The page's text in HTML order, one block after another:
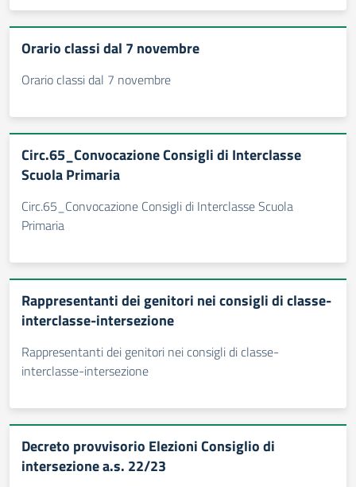
Orario classi dal 7 novembre
Orario classi dal 7 novembre
Circ.65_Convocazione Consigli di Interclasse
Scuola Primaria
Circ.65_Convocazione Consigli di Interclasse Scuola
Primaria
Rappresentanti dei genitori nei consigli di classe-
interclasse-intersezione
Rappresentanti dei genitori nei consigli di classe-
interclasse-intersezione
Decreto provvisorio Elezioni Consiglio di
intersezione a.s. 22/23